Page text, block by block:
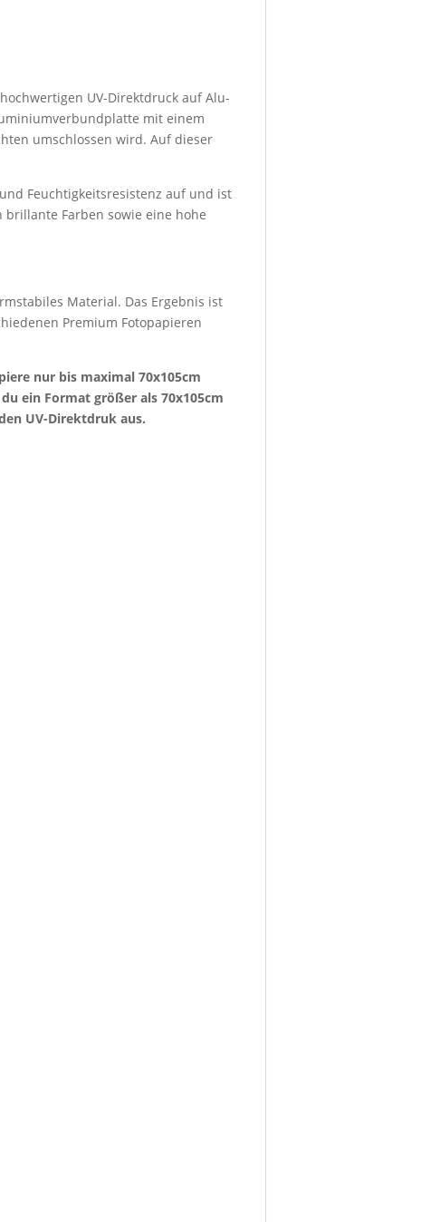
UV-Direktdruck auf Alu-
mit einem
umschlossen wird. Auf dieser
Feuchtigkeitsresistenz auf und ist
Farben sowie eine hohe
Material. Das Ergebnis ist
Premium Fotopapieren
nur bis maximal 70x105cm
ein Format größer als 70x105cm
UV-Direktdruk aus.